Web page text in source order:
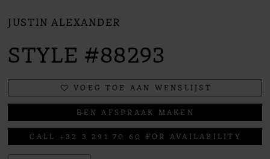
JUSTIN ALEXANDER
STYLE #88293
VOEG TOE AAN WENSLIJST
EEN AFSPRAAK MAKEN
CALL +32 3 291 70 60 FOR AVAILABILITY